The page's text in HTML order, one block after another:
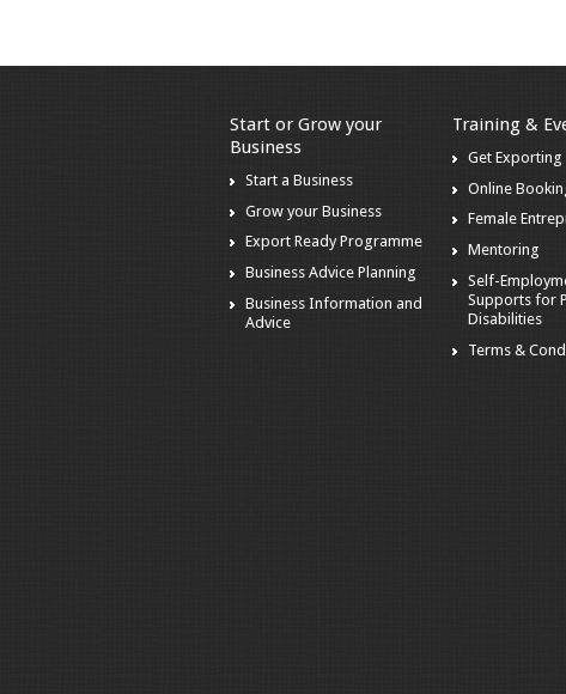
Start or Grow your
Business
Start a Business
Grow your Business
Export Ready Programme
Business Advice Planning
Business Information and
Advice
Training &
Get Exporting
Online
Female
Mentoring
Self-
Supports for
Disabilities
Terms &